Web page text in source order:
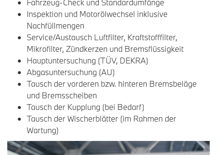
Fahrzeug-Check und Standardumfänge
Inspektion und Motorölwechsel inklusive
Nachfüllmengen
Service/Austausch Luftfilter, Kraftstofffilter,
Mikrofilter, Zündkerzen und Bremsflüssigkeit
Hauptuntersuchung (TÜV, DEKRA)
Abgasuntersuchung (AU)
Tausch der vorderen bzw. hinteren Bremsbeläge
und Bremsscheiben
Tausch der Kupplung (bei Bedarf)
Tausch der Wischerblätter (im Rahmen der
Wartung)